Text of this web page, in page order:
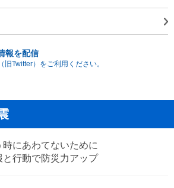
報を配信
旧Twitter）をご利用ください。
時にあわてないために
と行動で防災力アップ